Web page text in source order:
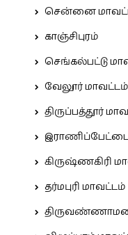
சென்னை
காஞ்சிபுரம்
செங்கல்பட்டு
வேலூர் மாவட்டம்
திருப்பத்தூர்
கிருஷ்ணகிரி
தர்மபுரி மாவட்டம்